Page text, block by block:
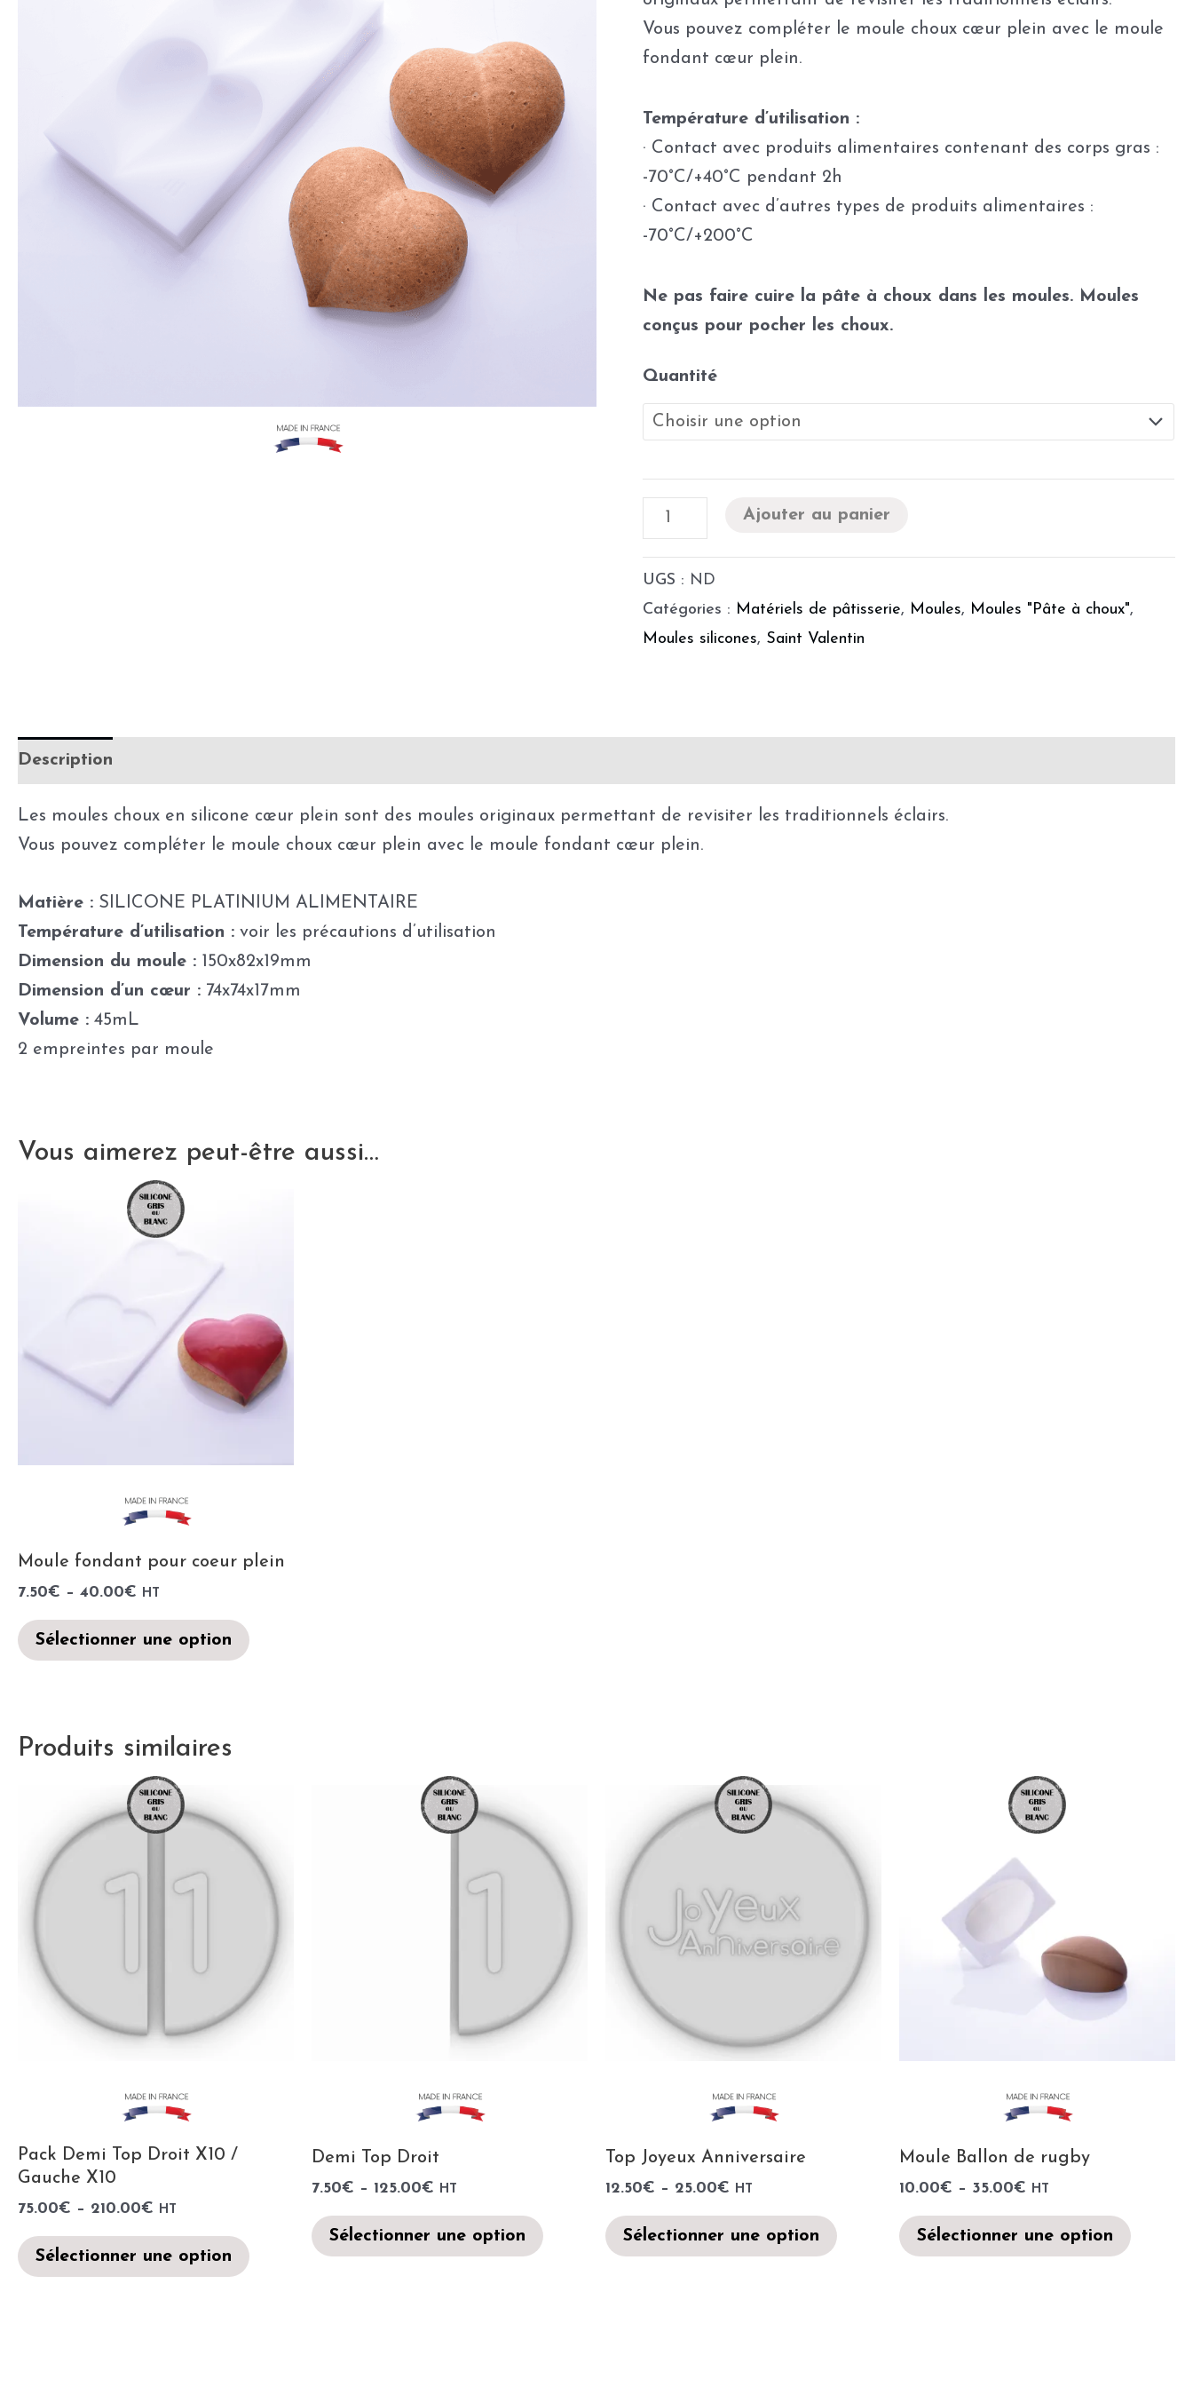
Vous pouvez compléter le moule choux cœur plein avec le moule
fondant cœur plein.
Température d’utilisation :
· Contact avec produits alimentaires contenant des corps gras :
-70°C/+40°C pendant 2h
· Contact avec d’autres types de produits alimentaires :
-70°C/+200°C
Ne pas faire cuire la pâte à choux dans les moules. Moules
conçus pour pocher les choux.
Quantité
Ajouter au panier
UGS : ND
Catégories : Matériels de pâtisserie, Moules, Moules "Pâte à choux",
Moules silicones, Saint Valentin
Description
Les moules choux en silicone cœur plein sont des moules originaux permettant de revisiter les traditionnels éclairs.
Vous pouvez compléter le moule choux cœur plein avec le moule fondant cœur plein.
Matière : SILICONE PLATINIUM ALIMENTAIRE
Température d’utilisation : voir les précautions d’utilisation
Dimension du moule : 150x82x19mm
Dimension d’un cœur : 74x74x17mm
Volume : 45mL
2 empreintes par moule
Vous aimerez peut-être aussi…
Moule fondant pour coeur plein
7.50€ – 40.00€ HT
Sélectionner une option
Produits similaires
Pack Demi Top Droit X10 /
Gauche X10
75.00€ – 210.00€ HT
Sélectionner une option
Demi Top Droit
7.50€ – 125.00€ HT
Sélectionner une option
Top Joyeux Anniversaire
12.50€ – 25.00€ HT
Sélectionner une option
Moule Ballon de rugby
10.00€ – 35.00€ HT
Sélectionner une option